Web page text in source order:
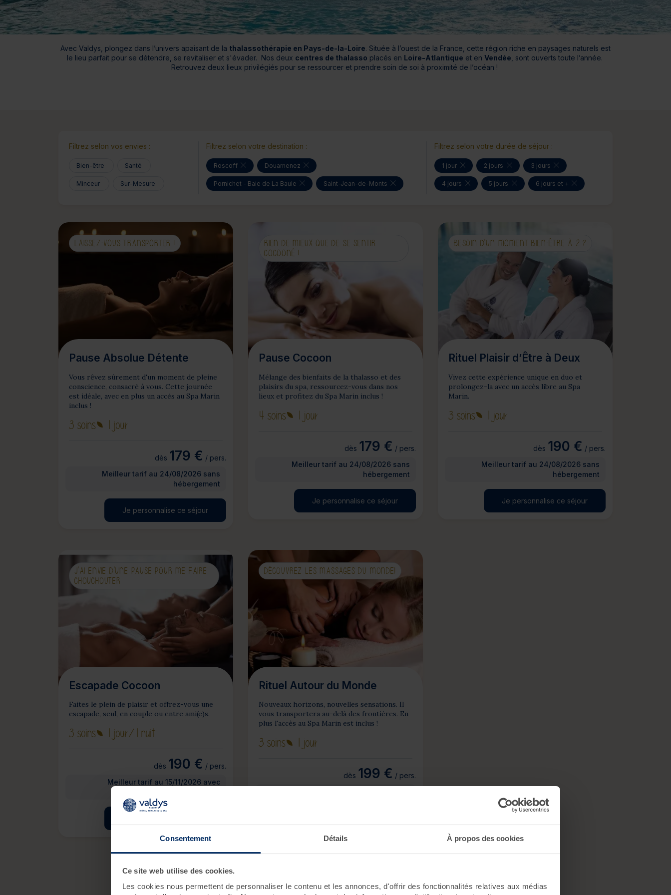
Consentement Détails À propos des cookies
Ce site web utilise des cookies.
Les cookies nous permettent de personnaliser le contenu et les annonces, d'offrir des fonctionnalités relatives aux médias
Bien-être
Santé Minceur Sur-mesure
Cure de 6 jours et +
Escapade 1 à 2 jours Journée détente
Avec Valdys, plongez dans l’univers apaisant de la thalassothérapie en Pays-de-la-Loire. Située à l’ouest de la France, cette région riche en paysages naturels est
le lieu parfait pour se détendre, se revitaliser et s'évader. Nos deux centres de thalasso placés en Loire-Atlantique et en Vendée , sont ouverts toute l’année.
Retrouvez deux lieux privilégiés pour se ressourcer et prendre soin de soi à proximité de l’océan !
Filtrez selon vos envies :
Bien-être Santé
Minceur Sur-Mesure
Filtrez selon votre destination :
Roscoff Douarnenez
Pornichet - Baie de La Baule Saint-Jean-de-Monts
Filtrez selon votre durée de séjour :
1 jour 2 jours 3 jours
4 jours 5 jours 6 jours et +
LAISSEZ-VOUS TRANSPORTER !
Pause Absolue Détente
Vous rêvez sûrement d'un moment de pleine
conscience, consacré à vous. Cette journée
est idéale, avec en plus un accès au Spa Marin
inclus !
3 soins 1 jour
dès 179 € / pers.
Meilleur tarif au 24/08/2026 sans
hébergement
Je personnalise ce séjour
RIEN DE MIEUX QUE DE SE SENTIR
COCOONÉ !
Pause Cocoon
Mélange des bienfaits de la thalasso et des
plaisirs du spa, ressourcez-vous dans nos
lieux et profitez du Spa Marin inclus !
4 soins 1 jour
dès 179 € / pers.
Meilleur tarif au 24/08/2026 sans
hébergement
Je personnalise ce séjour
BESOIN D'UN MOMENT BIEN-ÊTRE À 2 ?
Rituel Plaisir d’Être à Deux
Vivez cette expérience unique en duo et
prolongez-la avec un accès libre au Spa
Marin.
3 soins 1 jour
dès 190 € / pers.
Meilleur tarif au 24/08/2026 sans
hébergement
Je personnalise ce séjour
J'AI ENVIE D'UNE PAUSE POUR ME FAIRE
CHOUCHOUTER
Escapade Cocoon
Faites le plein de plaisir et offrez-vous une
escapade, seul, en couple ou entre ami(e)s.
3 soins 1 jour/1 nuit
dès 190 € / pers.
Meilleur tarif au 15/11/2026 avec
DÉCOUVREZ LES MASSAGES DU MONDE!
Rituel Autour du Monde
Nouveaux horizons, nouvelles sensations. Il
vous transportera au-delà des frontières. En
plus l'accès au Spa Marin est inclus !
3 soins 1 jour
dès 199 € / pers.
Je personnalise ce séjour